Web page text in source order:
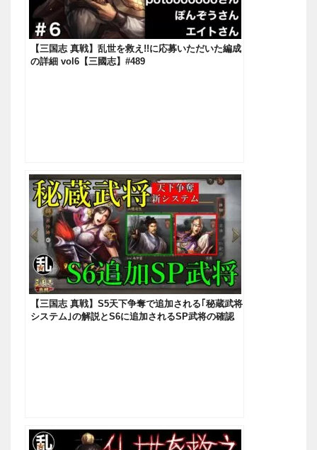
【三国志 真戦】乱世を救え!!に応募いただいた編成
の詳細 vol6【三國志】#489
【三国志 真戦】S5天下争奪で追加される｢秘蔵武将
システム｣の解説とS6に追加されるSP武将の確認